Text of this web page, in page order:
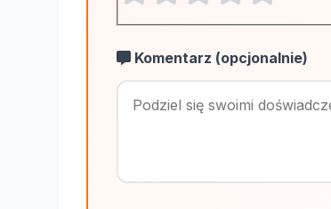
Komentarz (opcjonalnie)